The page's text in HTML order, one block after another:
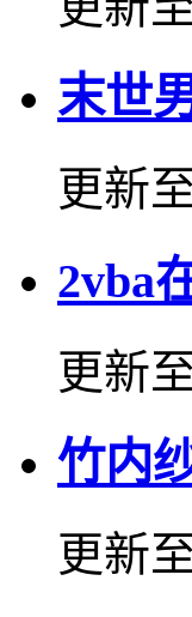
末世
更新
2vba
更新
竹内
更新